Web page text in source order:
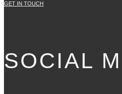
GET IN TOUCH
SOCIAL